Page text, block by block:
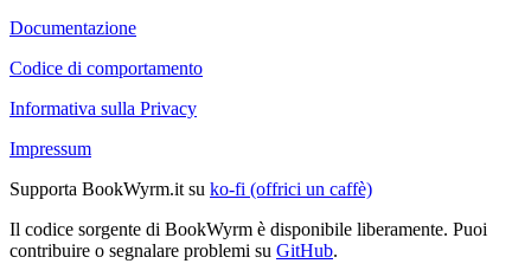
Documentazione
Codice di comportamento
Informativa sulla Privacy
Impressum
Supporta BookWyrm.it su ko-fi (offrici un caffè)
Il codice sorgente di BookWyrm è disponibile liberamente. Puoi
contribuire o segnalare problemi su GitHub.